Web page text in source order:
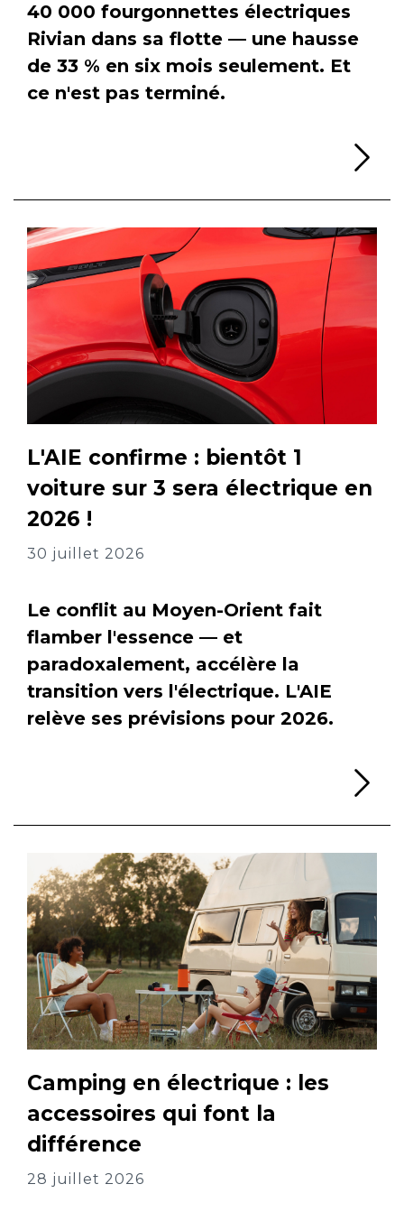
40 000 fourgonnettes électriques
Rivian dans sa flotte — une hausse
de 33 % en six mois seulement. Et
ce n'est pas terminé.
L'AIE confirme : bientôt 1
voiture sur 3 sera électrique en
2026 !
30 juillet 2026
Le conflit au Moyen-Orient fait
flamber l'essence — et
paradoxalement, accélère la
transition vers l'électrique. L'AIE
relève ses prévisions pour 2026.
Camping en électrique : les
accessoires qui font la
différence
28 juillet 2026